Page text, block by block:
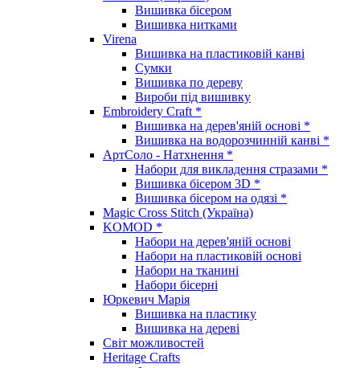
Вишивка бісером
Вишивка нитками
Virena
Вишивка на пластиковій канві
Сумки
Вишивка по дереву
Вироби під вишивку
Embroidery Craft *
Вишивка на дерев'яній основі *
Вишивка на водорозчинній канві *
АртСоло - Натхнення *
Набори для викладення стразами *
Вишивка бісером 3D *
Вишивка бісером на одязі *
Magic Cross Stitch (Україна)
KOMOD *
Набори на дерев'яній основі
Набори на пластиковій основі
Набори на тканині
Набори бісерні
Юркевич Марія
Вишивка на пластику
Вишивка на дереві
Світ можливостей
Heritage Crafts